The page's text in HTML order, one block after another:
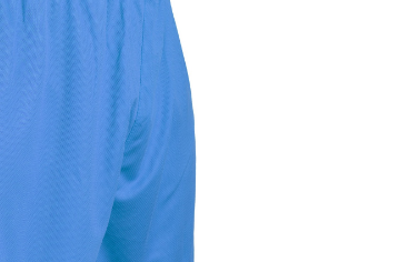
Voor dames
Zakhandschoenen
Trainingsartikelen
Bokszak
Bevestigingsmateriaal
Stoot- en trapkussens